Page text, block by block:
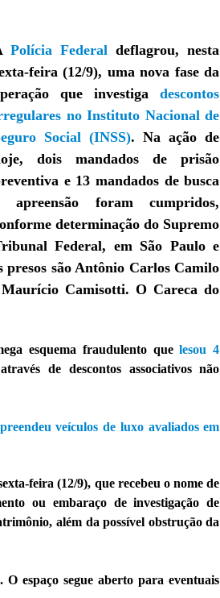
Polícia Federaldeflagrou, nesta
feira (12/9), uma nova fase da
que investigadescontos
no Instituto Nacional de
Social (INSS). Na ação de
dois mandados de prisão
e 13 mandados de busca
apreensão foram cumpridos,
determinação do Supremo
Federal, em São Paulo e
são Antônio Carlos Camilo
Camisotti. O Careca do
esquema fraudulento quelesou 4
de descontos associativos não
veículos de luxo avaliados em
feira (12/9), que recebeu o nome de
ou embaraço de investigação de
além da possível obstrução da
espaço segue aberto para eventuais